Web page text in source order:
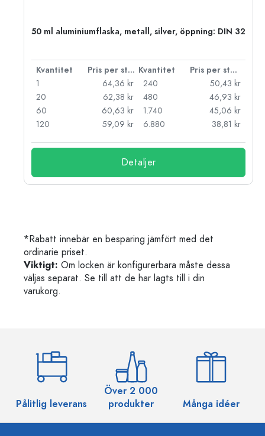
50 ml aluminiumflaska, metall, silver, öppning: DIN 32
Kvantitet Pris per styck Kvantitet
Pris per styck
1
64,36 kr
20
62,38 kr
60
60,63 kr
120
59,09 kr
240
50,43 kr
480
46,93 kr
1.740
45,06 kr
6.880
38,81 kr
Detaljer
*Rabatt innebär en besparing jämfört med det
ordinarie priset.
Viktigt: Om locken är konfigurerbara måste dessa
väljas separat. Se till att de har lagts till i din
varukorg.
Pålitlig leverans
Över 2 000
produkter
Många idéer